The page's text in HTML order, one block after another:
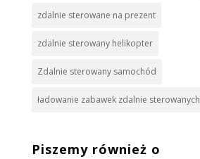
zdalnie sterowane na prezent
zdalnie sterowany helikopter
Zdalnie sterowany samochód
ładowanie zabawek zdalnie sterowanych
Piszemy również o